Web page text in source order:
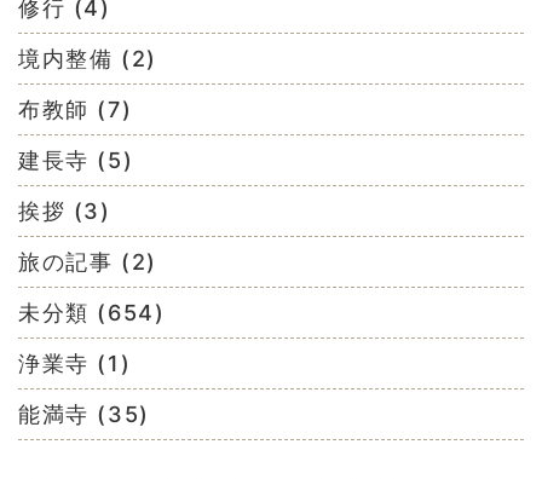
修行 (4)
境内整備 (2)
布教師 (7)
建長寺 (5)
挨拶 (3)
旅の記事 (2)
未分類 (654)
浄業寺 (1)
能満寺 (35)